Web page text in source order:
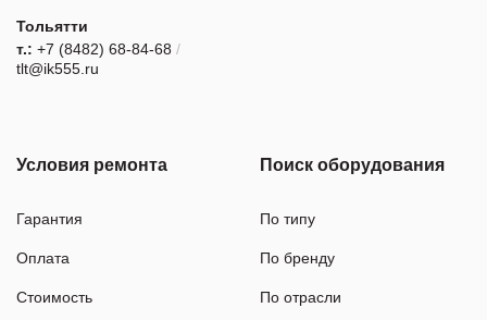
Тольятти
т.: +7 (8482) 68-84-68 /
tlt@ik555.ru
Условия ремонта
Гарантия
Оплата
Стоимость
Поиск оборудования
По типу
По бренду
По отрасли